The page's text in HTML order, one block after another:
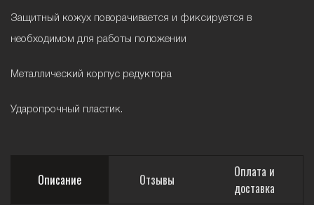
Защитный кожух поворачивается и фиксируется в
необходимом для работы положении
Металлический корпус редуктора
Ударопрочный пластик.
Описание Отзывы
Оплата и
доставка